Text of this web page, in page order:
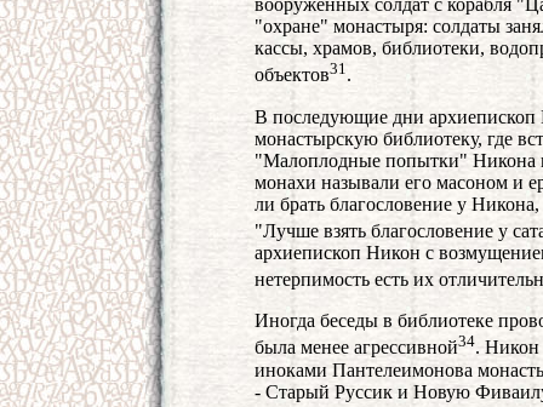
вооруженных солдат с корабля
"охране" монастыря: солдаты
кассы, храмов, библиотеки,
объектов31.
В последующие дни
монастырскую библиотеку, где
"Малоплодные попытки" Никона
монахи называли его масоном и
ли брать благословение у
"Лучше взять благословение у
архиепископ Никон с
нетерпимость есть их
Иногда беседы в библиотеке
была менее агрессивной34. Никон
иноками Пантелеимонова
- Старый Руссик и Новую